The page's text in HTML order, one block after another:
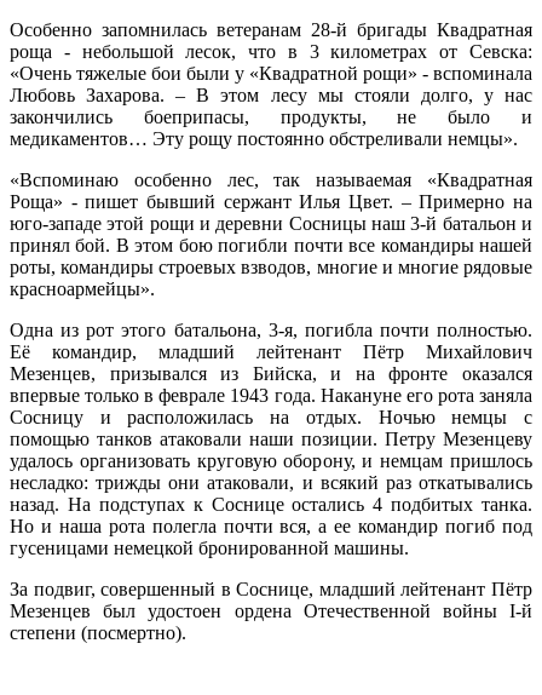
Особенно запомнилась ветеранам 28-й бригады Квадратная
роща - небольшой лесок, что в 3 километрах от Севска:
«Очень тяжелые бои были у «Квадратной рощи» - вспоминала
Любовь Захарова. – В этом лесу мы стояли долго, у нас
закончились боеприпасы, продукты, не было и
медикаментов… Эту рощу постоянно обстреливали немцы».
«Вспоминаю особенно лес, так называемая «Квадратная
Роща» - пишет бывший сержант Илья Цвет. – Примерно на
юго-западе этой рощи и деревни Сосницы наш 3-й батальон и
принял бой. В этом бою погибли почти все командиры нашей
роты, командиры строевых взводов, многие и многие рядовые
красноармейцы».
Одна из рот этого батальона, 3-я, погибла почти полностью.
Её командир, младший лейтенант Пётр Михайлович
Мезенцев, призывался из Бийска, и на фронте оказался
впервые только в феврале 1943 года. Накануне его рота заняла
Сосницу и расположилась на отдых. Ночью немцы с
помощью танков атаковали наши позиции. Петру Мезенцеву
удалось организовать круговую оборону, и немцам пришлось
несладко: трижды они атаковали, и всякий раз откатывались
назад. На подступах к Соснице остались 4 подбитых танка.
Но и наша рота полегла почти вся, а ее командир погиб под
гусеницами немецкой бронированной машины.
За подвиг, совершенный в Соснице, младший лейтенант Пётр
Мезенцев был удостоен ордена Отечественной войны I-й
степени (посмертно).